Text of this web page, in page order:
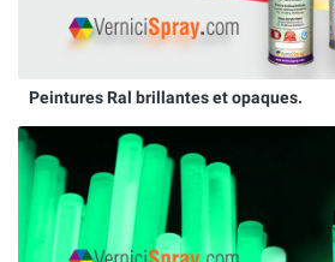
Peintures Ral brillantes et opaques.